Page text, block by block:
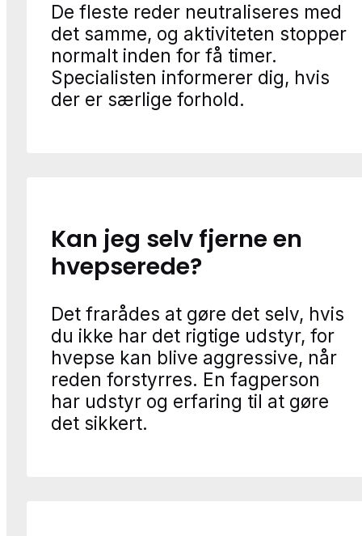
De fleste reder neutraliseres med
det samme, og aktiviteten stopper
normalt inden for få timer.
Specialisten informerer dig, hvis
der er særlige forhold.
Kan jeg selv fjerne en
hvepserede?
Det frarådes at gøre det selv, hvis
du ikke har det rigtige udstyr, for
hvepse kan blive aggressive, når
reden forstyrres. En fagperson
har udstyr og erfaring til at gøre
det sikkert.